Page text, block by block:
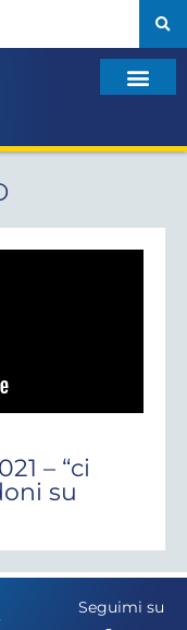
– “ci
su
Seguimi su